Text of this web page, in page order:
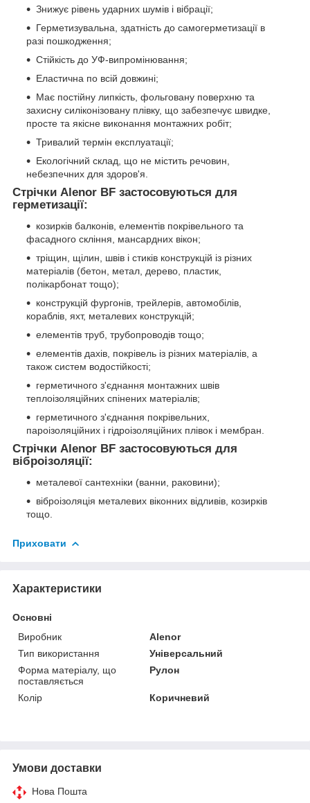
Знижує рівень ударних шумів і вібрації;
Герметизувальна, здатність до самогерметизації в
разі пошкодження;
Стійкість до УФ-випромінювання;
Еластична по всій довжині;
Має постійну липкість, фольговану поверхню та
захисну силіконізовану плівку, що забезпечує швидке,
просте та якісне виконання монтажних робіт;
Тривалий термін експлуатації;
Екологічний склад, що не містить речовин,
небезпечних для здоров'я.
Стрічки Alenor BF застосовуються для
герметизації:
козирків балконів, елементів покрівельного та
фасадного скління, мансардних вікон;
тріщин, щілин, швів і стиків конструкцій із різних
матеріалів (бетон, метал, дерево, пластик,
полікарбонат тощо);
конструкцій фургонів, трейлерів, автомобілів,
кораблів, яхт, металевих конструкцій;
елементів труб, трубопроводів тощо;
елементів дахів, покрівель із різних матеріалів, а
також систем водостійкості;
герметичного з'єднання монтажних швів
теплоізоляційних спінених матеріалів;
герметичного з'єднання покрівельних,
пароізоляційних і гідроізоляційних плівок і мембран.
Стрічки Alenor BF застосовуються для
віброізоляції:
металевої сантехніки (ванни, раковини);
віброізоляція металевих віконних відливів, козирків
тощо.
Приховати
Характеристики
Основні
Виробник
Alenor
Тип використання
Універсальний
Форма матеріалу, що
поставляється
Рулон
Колір Коричневий
Умови доставки
Нова Пошта